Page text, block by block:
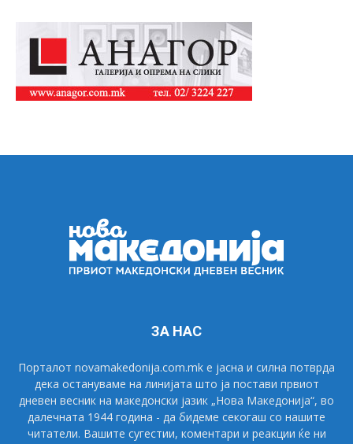
ЗА НАС
Порталот novamakedonija.com.mk е јасна и силна потврда
дека остануваме на линијата што ја постави првиот
дневен весник на македонски јазик „Нова Македонија“, во
далечната 1944 година - да бидеме секогаш со нашите
читатели. Вашите сугестии, коментари и реакции ќе ни